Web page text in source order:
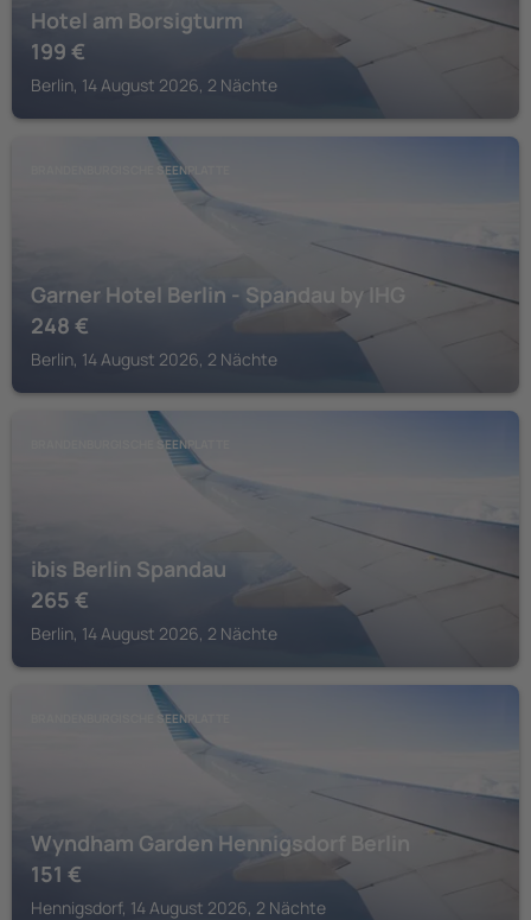
Hotel am Borsigturm
199 €
Berlin, 14 August 2026, 2 Nächte
BRANDENBURGISCHE SEENPLATTE
Garner Hotel Berlin - Spandau by IHG
248 €
Berlin, 14 August 2026, 2 Nächte
BRANDENBURGISCHE SEENPLATTE
ibis Berlin Spandau
265 €
Berlin, 14 August 2026, 2 Nächte
BRANDENBURGISCHE SEENPLATTE
Wyndham Garden Hennigsdorf Berlin
151 €
Hennigsdorf, 14 August 2026, 2 Nächte